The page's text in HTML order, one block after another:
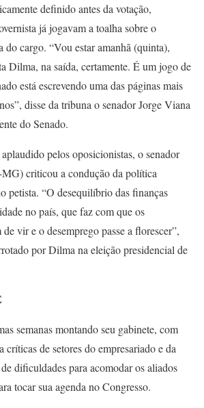
definido antes da votação,
já jogavam a toalha sobre o
do cargo. “Vou estar amanhã (quinta),
Dilma, na saída, certamente. É um jogo de
está escrevendo uma das páginas mais
disse da tribuna o senador Jorge Viana
do Senado.
pelos oposicionistas, o senador
criticou a condução da política
petista. “O desequilíbrio das finanças
no país, que faz com que os
vir e o desemprego passe a florescer”,
por Dilma na eleição presidencial de
semanas montando seu gabinete, com
críticas de setores do empresariado e da
dificuldades para acomodar os aliados
tocar sua agenda no Congresso.